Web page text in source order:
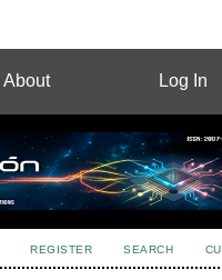
About Log In
REGISTER SEARCH